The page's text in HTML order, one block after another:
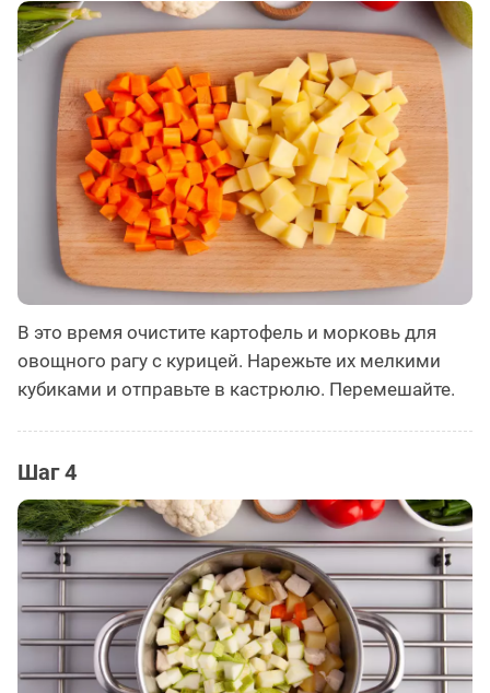
В это время очистите картофель и морковь для
овощного рагу с курицей. Нарежьте их мелкими
кубиками и отправьте в кастрюлю. Перемешайте.
Шаг 4